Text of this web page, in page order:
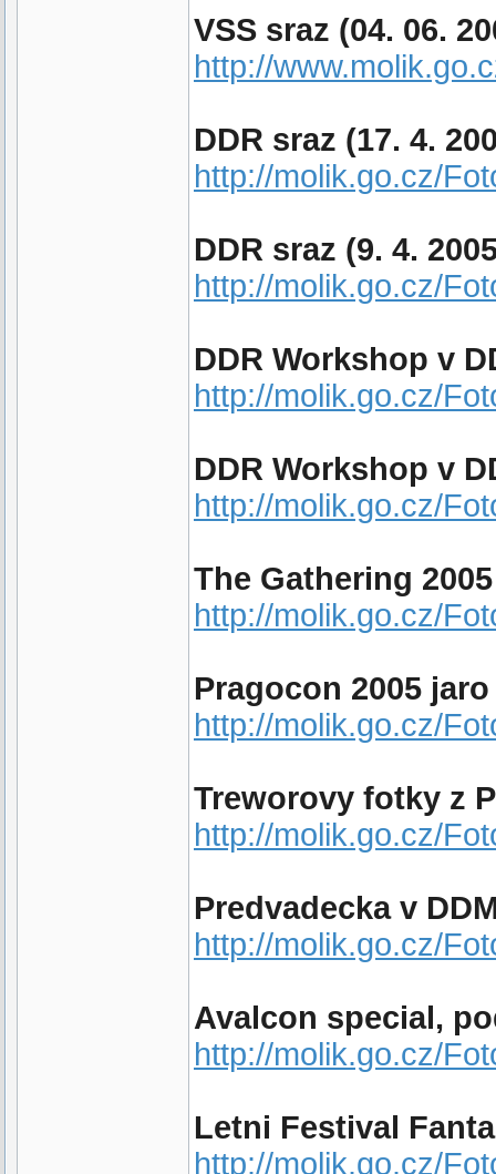
VSS sraz (04. 06.
http://
DDR sraz (17. 4.
http://molik.go.cz/
DDR sraz (9. 4.
http://molik.go.cz/
DDR Workshop v
http://molik.go.cz/
DDR Workshop v
http://molik.go.cz/
The Gathering
http://molik.go.cz/
Pragocon 2005 jaro
http://molik.go.cz/
Treworovy fotky z
http://molik.go.cz/
Predvadecka v
http://molik.go.cz/
Avalcon special,
http://molik.go.cz/
Letni Festival
http://molik.go.cz/